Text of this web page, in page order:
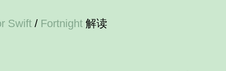
Swift/ Fortnight解读